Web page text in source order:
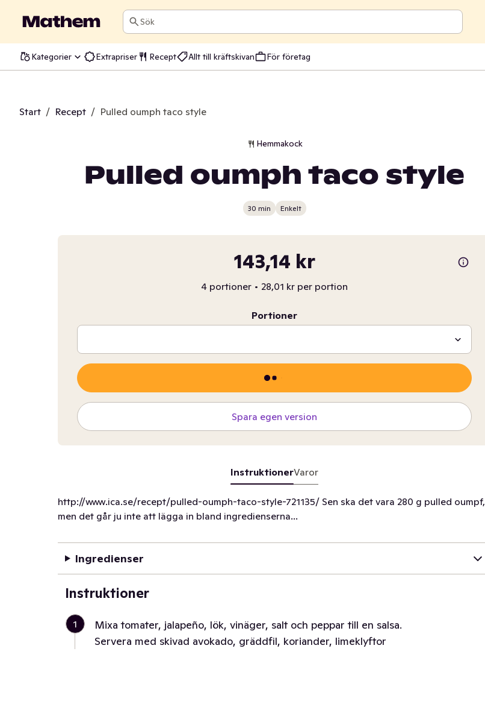
Sök
Kategorier Extrapriser Recept Allt till kräftskivan För företag
Start / Recept / Pulled oumph taco style
Hemmakock
Pulled oumph taco style
30 min Enkelt
143,14 kr
4 portioner • 28,01 kr per portion
Portioner
Spara egen version
InstruktionerVaror
http://www.ica.se/recept/pulled-oumph-taco-style-721135/ Sen ska det vara 280 g pulled oumpf,
men det går ju inte att lägga in bland ingredienserna...
Ingredienser
Instruktioner
1
Mixa tomater, jalapeño, lök, vinäger, salt och peppar till en salsa.
Servera med skivad avokado, gräddfil, koriander, limeklyftor